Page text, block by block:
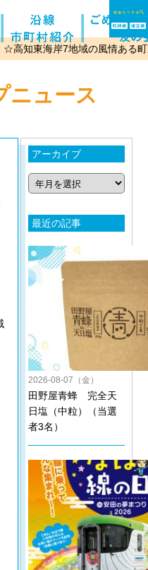
☆高知東海岸7地域の風情ある
ニュース
アーカイブ
最近の記事
2026-08-07（金）
田野屋青蜂 完全天
日塩（中粒）（当選
者3名）